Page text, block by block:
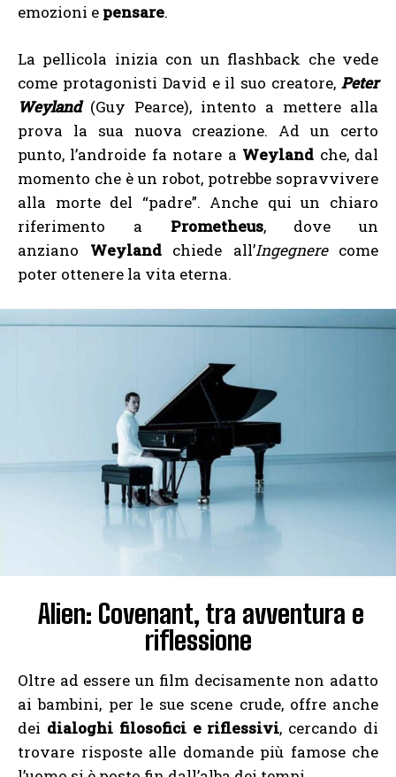
emozioni e pensare.
La pellicola inizia con un flashback che vede
come protagonisti David e il suo creatore, Peter
Weyland(Guy Pearce), intento a mettere alla
prova la sua nuova creazione. Ad un certo
punto, l’androide fa notare a Weyland che, dal
momento che è un robot, potrebbe sopravvivere
alla morte del “padre”. Anche qui un chiaro
riferimento a Prometheus, dove un
anziano Weylandchiede all’Ingegnerecome
poter ottenere la vita eterna.
Alien: Covenant, tra avventura e
riflessione
Oltre ad essere un film decisamente non adatto
ai bambini, per le sue scene crude, offre anche
dei dialoghi filosofici e riflessivi, cercando di
trovare risposte alle domande più famose che